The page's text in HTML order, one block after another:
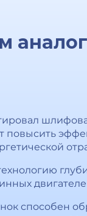
способен